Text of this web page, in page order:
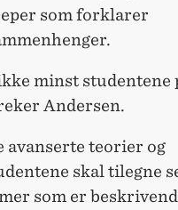
som forklarer
minst studentene
Andersen.
avanserte teorier og
skal tilegne
som er